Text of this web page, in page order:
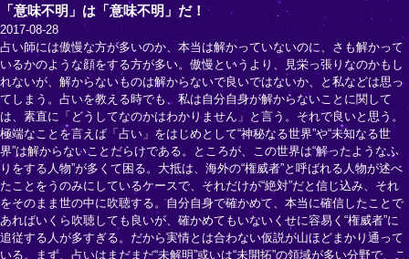
「意味不明」は「意味不明」だ！
2017-08-28
占い師には傲慢な方が多いのか、本当は解かっていないのに、さも解かって
いるかのような顔をする方が多い。傲慢というより、見栄っ張りなのかもし
れないが、解からないものは解からないで良いではないか、と私などは思っ
てしまう。占いを教える時でも、私は自分自身が解からないことに関して
は、素直に「どうしてなのかはわかりません」と言う。それで良いと思う。
極端なことを言えば「占い」をはじめとして“神秘なる世界”や“未知なる世
界”は解からないことだらけである。ところが、この世界は“解ったようなふ
りをする人物”が多くて困る。大抵は、海外の“権威者”と呼ばれる人物が述べ
たことをうのみにしているケースで、それだけが“絶対”だと信じ込み、それ
をそのまま世の中に吹聴する。自分自身で確かめて、本当に確信したことで
あればいくら吹聴しても良いが、確かめてもいないくせに容易く“権威者”に
追従する人が多すぎる。だから実情とは合わない仮説が山ほどまかり通って
いる。まず、占いはまだまだ“未解明”或いは“未開拓”の領域が多い分野で、こ